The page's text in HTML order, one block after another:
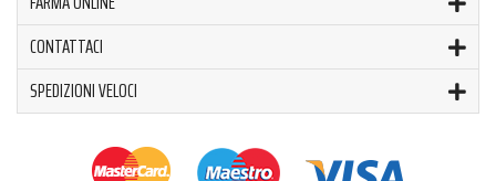
CONTATTACI
SPEDIZIONI VELOCI